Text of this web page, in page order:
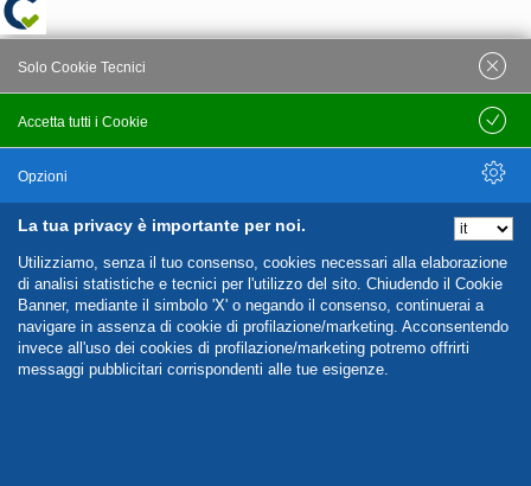
La tua privacy è importante per noi.
Utilizziamo, senza il tuo consenso, cookies necessari alla elaborazione
di analisi statistiche e tecnici per l'utilizzo del sito. Chiudendo il Cookie
Banner, mediante il simbolo 'X' o negando il consenso, continuerai a
navigare in assenza di cookie di profilazione/marketing. Acconsentendo
invece all'uso dei cookies di profilazione/marketing potremo offrirti
messaggi pubblicitari corrispondenti alle tue esigenze.
Accetta tutti i Cookie
Solo Cookie Tecnici
Salva
Opzioni
Nascondi Opzioni